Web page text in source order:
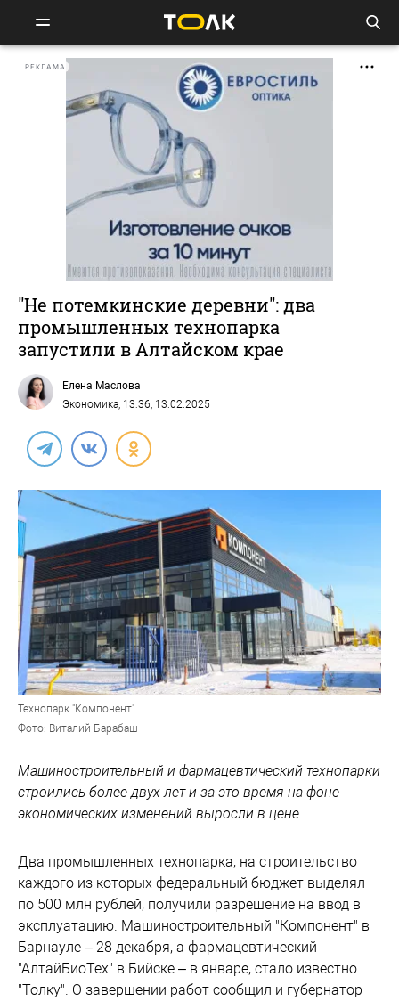
РЕКЛАМА
"Не потемкинские деревни": два
промышленных технопарка
запустили в Алтайском крае
Елена Маслова
Экономика, 13:36, 13.02.2025
Технопарк "Компонент"
Фото: Виталий Барабаш
Машиностроительный и фармацевтический технопарки
строились более двух лет и за это время на фоне
экономических изменений выросли в цене
Два промышленных технопарка, на строительство
каждого из которых федеральный бюджет выделял
по 500 млн рублей, получили разрешение на ввод в
эксплуатацию. Машиностроительный "Компонент" в
Барнауле – 28 декабря, а фармацевтический
"АлтайБиоТех" в Бийске – в январе, стало известно
"Толку". О завершении работ сообщил и губернатор